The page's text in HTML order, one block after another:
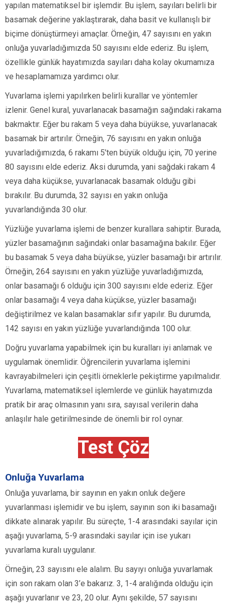
yapılan matematiksel bir işlemdir. Bu işlem, sayıları belirli bir
basamak değerine yaklaştırarak, daha basit ve kullanışlı bir
biçime dönüştürmeyi amaçlar. Örneğin, 47 sayısını en yakın
onluğa yuvarladığımızda 50 sayısını elde ederiz. Bu işlem,
özellikle günlük hayatımızda sayıları daha kolay okumamıza
ve hesaplamamıza yardımcı olur.
Yuvarlama işlemi yapılırken belirli kurallar ve yöntemler
izlenir. Genel kural, yuvarlanacak basamağın sağındaki rakama
bakmaktır. Eğer bu rakam 5 veya daha büyükse, yuvarlanacak
basamak bir artırılır. Örneğin, 76 sayısını en yakın onluğa
yuvarladığımızda, 6 rakamı 5’ten büyük olduğu için, 70 yerine
80 sayısını elde ederiz. Aksi durumda, yani sağdaki rakam 4
veya daha küçükse, yuvarlanacak basamak olduğu gibi
bırakılır. Bu durumda, 32 sayısı en yakın onluğa
yuvarlandığında 30 olur.
Yüzlüğe yuvarlama işlemi de benzer kurallara sahiptir. Burada,
yüzler basamağının sağındaki onlar basamağına bakılır. Eğer
bu basamak 5 veya daha büyükse, yüzler basamağı bir artırılır.
Örneğin, 264 sayısını en yakın yüzlüğe yuvarladığımızda,
onlar basamağı 6 olduğu için 300 sayısını elde ederiz. Eğer
onlar basamağı 4 veya daha küçükse, yüzler basamağı
değiştirilmez ve kalan basamaklar sıfır yapılır. Bu durumda,
142 sayısı en yakın yüzlüğe yuvarlandığında 100 olur.
Doğru yuvarlama yapabilmek için bu kuralları iyi anlamak ve
uygulamak önemlidir. Öğrencilerin yuvarlama işlemini
kavrayabilmeleri için çeşitli örneklerle pekiştirme yapılmalıdır.
Yuvarlama, matematiksel işlemlerde ve günlük hayatımızda
pratik bir araç olmasının yanı sıra, sayısal verilerin daha
anlaşılır hale getirilmesinde de önemli bir rol oynar.
Test Çöz
Onluğa Yuvarlama
Onluğa yuvarlama, bir sayının en yakın onluk değere
yuvarlanması işlemidir ve bu işlem, sayının son iki basamağı
dikkate alınarak yapılır. Bu süreçte, 1-4 arasındaki sayılar için
aşağı yuvarlama, 5-9 arasındaki sayılar için ise yukarı
yuvarlama kuralı uygulanır.
Örneğin, 23 sayısını ele alalım. Bu sayıyı onluğa yuvarlamak
için son rakam olan 3’e bakarız. 3, 1-4 aralığında olduğu için
aşağı yuvarlanır ve 23, 20 olur. Aynı şekilde, 57 sayısını